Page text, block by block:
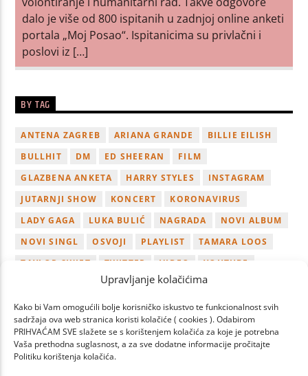
Upravljanje kolačićima
Kako bi Vam omogućili bolje korisničko iskustvo te funkcionalnost svih
sadržaja ova web stranica koristi kolačiće ( cookies ). Odabirom
PRIHVAĆAM SVE slažete se s korištenjem kolačića za koje je potrebna
Vaša prethodna suglasnost, a za sve dodatne informacije pročitajte
Politiku korištenja kolačića.
dalo je više od 800 ispitanih u zadnjoj online anketi
portala „Moj Posao“. Ispitanicima su privlačni i
poslovi iz […]
BY TAG
ANTENA ZAGREB ARIANA GRANDE
BILLIE EILISH
BULLHIT
DM ED SHEERAN
FILM
GLAZBENA ANKETA
HARRY STYLES
INSTAGRAM
JUTARNJI SHOW
KONCERT
KORONAVIRUS
LADY GAGA
LUKA BULIĆ NAGRADA
NOVI ALBUM
NOVI SINGL
OSVOJI PLAYLIST
TAMARA LOOS
TAYLOR SWIFT
TWITTER VIDEO
YOUTUBE